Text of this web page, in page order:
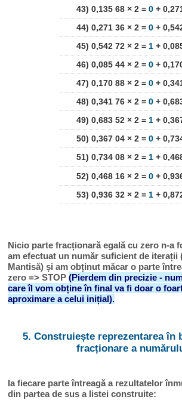
43) 0,135 68 × 2 = 0 +
44) 0,271 36 × 2 = 0 +
45) 0,542 72 × 2 = 1 +
46) 0,085 44 × 2 = 0 +
47) 0,170 88 × 2 = 0 +
48) 0,341 76 × 2 = 0 +
49) 0,683 52 × 2 = 1 +
50) 0,367 04 × 2 = 0 +
51) 0,734 08 × 2 = 1 +
52) 0,468 16 × 2 = 0 +
53) 0,936 32 × 2 = 1 +
Nicio parte fracționară egală cu zero n-a
am efectuat un număr suficient de iterații
Mantisă) și am obținut măcar o parte
zero => STOP(Pierdem din precizie -
care îl vom obține în final va fi doar o
aproximare a celui inițial).
5. Construiește reprezentarea în
fracționare a
Ia fiecare parte întreagă a rezultatelor
din partea de sus a listei construite: